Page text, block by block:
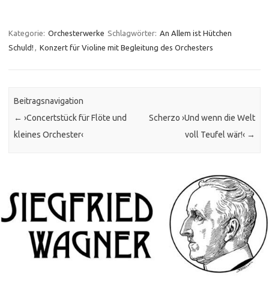
Kategorie: Orchesterwerke Schlagwörter: An Allem ist Hütchen
Schuld! , Konzert für Violine mit Begleitung des Orchesters
Beitragsnavigation
← ›Concertstück für Flöte und
kleines Orchester‹
Scherzo ›Und wenn die Welt
voll Teufel wär!‹ →